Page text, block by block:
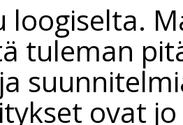
loogiselta.
tuleman
ovat